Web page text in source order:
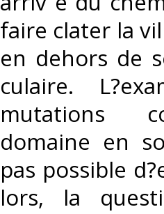
faire clater la
en dehors de
culaire.
mutations
domaine en
pas possible
lors, la